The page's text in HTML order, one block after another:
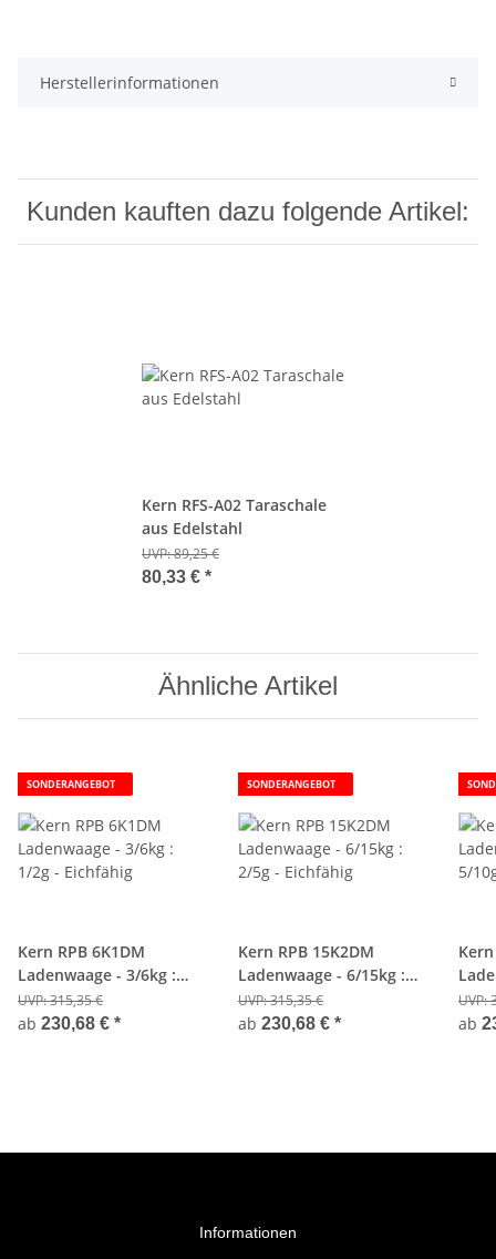
Herstellerinformationen
Kunden kauften dazu folgende Artikel:
Kern RFS-A02 Taraschale
aus Edelstahl
UVP:89,25 €
80,33 € *
Ähnliche Artikel
SONDERANGEBOT
Kern RPB 6K1DM
Ladenwaage - 3/6kg :
1/2g - Eichfähig
UVP:315,35 €
ab 230,68 € *
SONDERANGEBOT
Kern RPB 15K2DM
Ladenwaage - 6/15kg :
2/5g - Eichfähig
UVP:315,35 €
ab 230,68 € *
5/
UVP:
ab
Informationen